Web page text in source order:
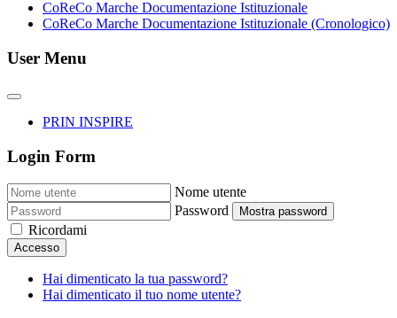
CoReCo Marche Documentazione Istituzionale
CoReCo Marche Documentazione Istituzionale (Cronologico)
User Menu
PRIN INSPIRE
Login Form
Nome utente
Password
Mostra password
Ricordami
Accesso
Hai dimenticato la tua password?
Hai dimenticato il tuo nome utente?